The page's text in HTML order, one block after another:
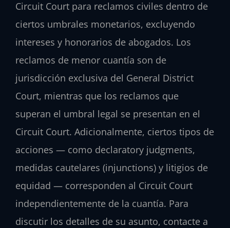
Circuit Court para reclamos civiles dentro de
ciertos umbrales monetarios, excluyendo
intereses y honorarios de abogados. Los
reclamos de menor cuantía son de
jurisdicción exclusiva del General District
Court, mientras que los reclamos que
superan el umbral legal se presentan en el
Circuit Court. Adicionalmente, ciertos tipos de
acciones — como declaratory judgments,
medidas cautelares (injunctions) y litigios de
equidad — corresponden al Circuit Court
independientemente de la cuantía. Para
discutir los detalles de su asunto, contacte a